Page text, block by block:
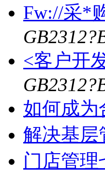
Fw://采*
<客户开
如何成为
解决基层
门店管